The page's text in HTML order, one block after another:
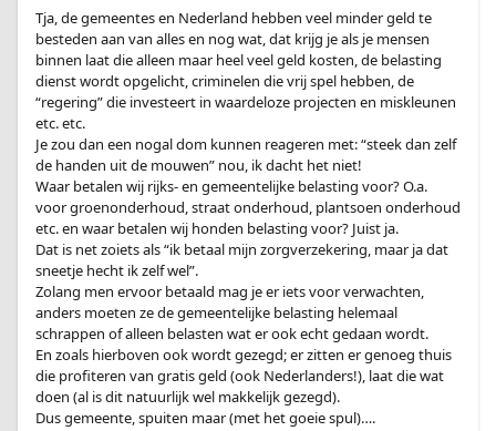
Tja, de gemeentes en Nederland hebben veel minder geld te
besteden aan van alles en nog wat, dat krijg je als je mensen
binnen laat die alleen maar heel veel geld kosten, de belasting
dienst wordt opgelicht, criminelen die vrij spel hebben, de
“regering” die investeert in waardeloze projecten en miskleunen
etc. etc.
Je zou dan een nogal dom kunnen reageren met: “steek dan zelf
de handen uit de mouwen” nou, ik dacht het niet!
Waar betalen wij rijks- en gemeentelijke belasting voor? O.a.
voor groenonderhoud, straat onderhoud, plantsoen onderhoud
etc. en waar betalen wij honden belasting voor? Juist ja.
Dat is net zoiets als “ik betaal mijn zorgverzekering, maar ja dat
sneetje hecht ik zelf wel”.
Zolang men ervoor betaald mag je er iets voor verwachten,
anders moeten ze de gemeentelijke belasting helemaal
schrappen of alleen belasten wat er ook echt gedaan wordt.
En zoals hierboven ook wordt gezegd; er zitten er genoeg thuis
die profiteren van gratis geld (ook Nederlanders!), laat die wat
doen (al is dit natuurlijk wel makkelijk gezegd).
Dus gemeente, spuiten maar (met het goeie spul)….